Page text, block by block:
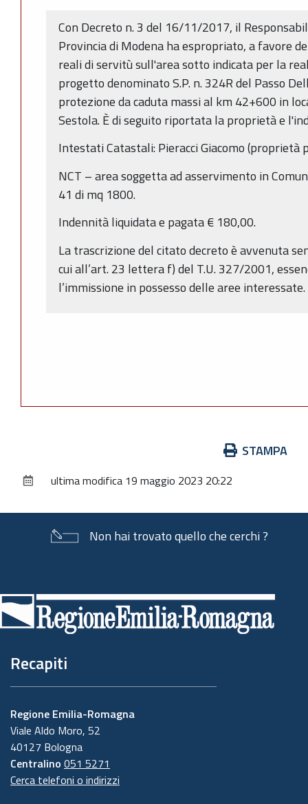
Con Decreto n. 3 del 16/11/2017, il
Provincia di Modena ha espropriato, a favore
reali di servitù sull'area sotto indicata per la
progetto denominato S.P. n. 324R del Passo
protezione da caduta massi al km 42+600 in
Sestola. È di seguito riportata la proprietà e
Intestati Catastali: Pieracci Giacomo (proprietà
NCT – area soggetta ad asservimento in
41 di mq 1800.
Indennità liquidata e pagata € 180,00.
La trascrizione del citato decreto è avvenuta
cui all’art. 23 lettera f) del T.U. 327/2001,
l’immissione in possesso delle aree interessate.
documento
STAMPA
ultima modifica 19 maggio 2023 20:22
Non hai trovato quello che cerchi ?
di
pagina
Recapiti
Regione Emilia-Romagna
Viale Aldo Moro, 52
40127 Bologna
Centralino 051 5271
Cerca telefoni o indirizzi